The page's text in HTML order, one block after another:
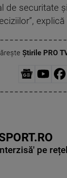
de securitate
Știrile PRO
pe